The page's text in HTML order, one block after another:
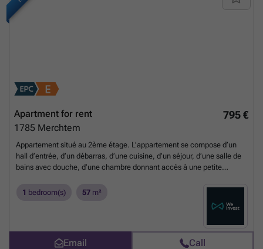
beide slaapkamers Extra troeven: + Privatieve volledig omheinde tuin
enkele kilometers van het op- en afrittencomplex E313.
more?
795 €
Apartment for rent
1785 Merchtem
Appartement situé au 2ème étage. L’appartement se compose d’un
hall d’entrée, d’un débarras, d’une cuisine, d’un séjour, d’une salle de
bains avec douche, d’une chambre donnant accès à une petite
salle de bains sera rénovée. Disponible à partir du 01/06/2026 – Pas
1 bedroom(s) 57 m²
Email Call